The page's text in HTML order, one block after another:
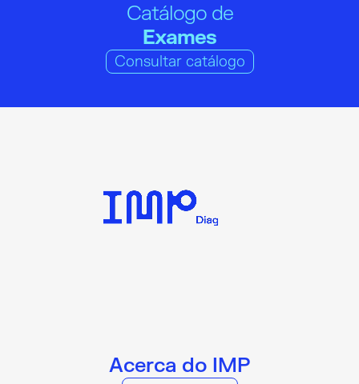
Catálogo de
Exames
Consultar catálogo
Acerca do IMP